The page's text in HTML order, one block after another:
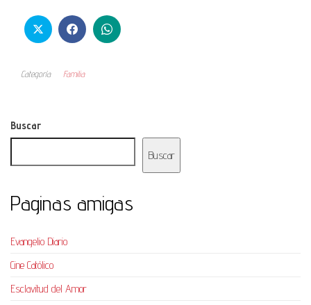
Categoría Familia
Buscar
Buscar
Paginas amigas
Evangelio Diario
Cine Católico
Esclavitud del Amor